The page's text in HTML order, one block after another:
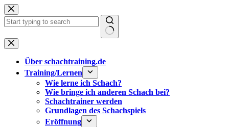
Zum
Inhalt
springen
Keine
Ergebnisse
Über schachtraining.de
Training/Lernen
Wie lerne ich Schach?
Wie bringe ich anderen Schach bei?
Schachtrainer werden
Grundlagen des Schachspiels
Eröffnung